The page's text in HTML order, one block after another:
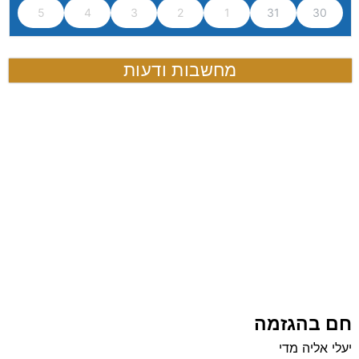
30
31
3
4
5
לדפדוף בגליון הדיגטאלימחשבות ודעות
בהגזמה
אליה מדי